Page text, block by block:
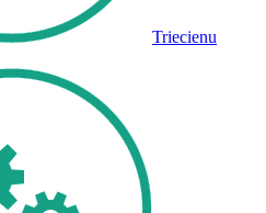
Triecienu